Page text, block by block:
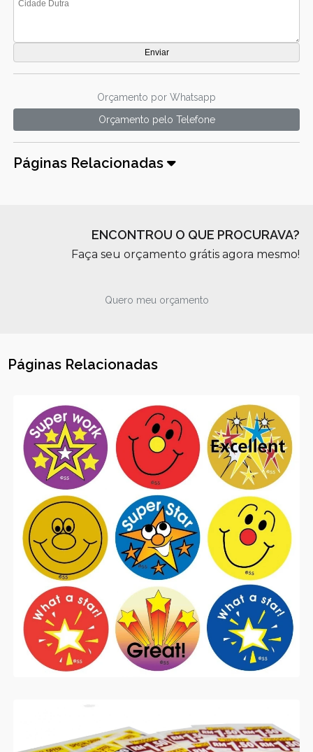
Orçamento por Whatsapp
Orçamento pelo Telefone
Páginas Relacionadas
ENCONTROU O QUE PROCURAVA?
Faça seu orçamento grátis agora mesmo!
Quero meu orçamento
Páginas Relacionadas